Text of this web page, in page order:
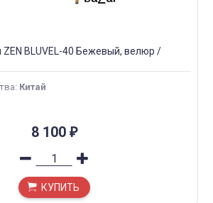
ZEN BLUVEL-40 Бежевый, велюр /
: Китай
8 100 ₽
КУПИТЬ